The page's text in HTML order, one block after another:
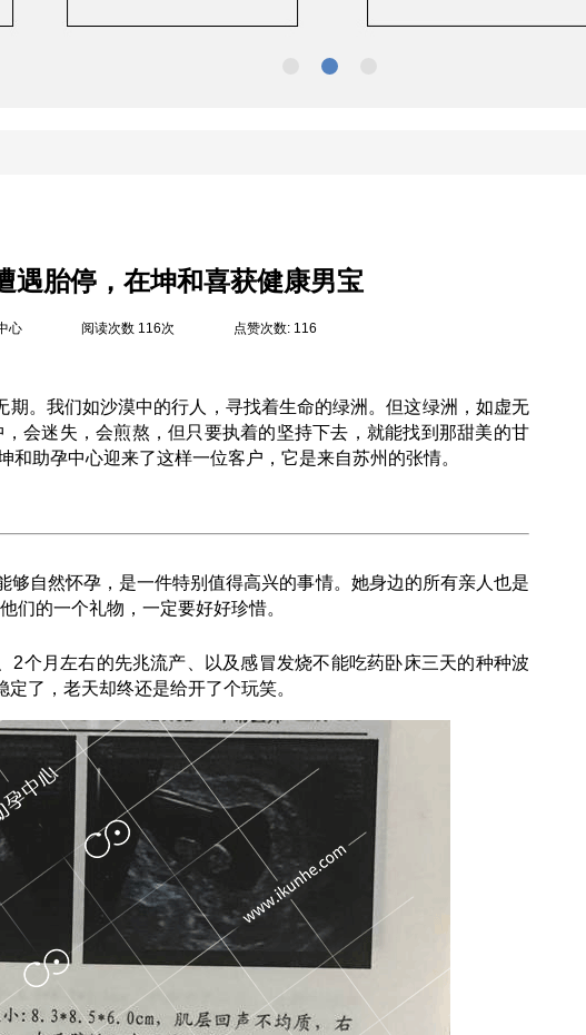
遇胎停，在坤和喜获健康男宝
心 阅读次数 116次 点赞次数: 116
期。我们如沙漠中的行人，寻找着生命的绿洲。但这绿洲，如虚无
会迷失，会煎熬，但只要执着的坚持下去，就能找到那甜美的甘
助孕中心迎来了这样一位客户，它是来自苏州的张情。
够自然怀孕，是一件特别值得高兴的事情。她身边的所有亲人也是
们的一个礼物，一定要好好珍惜。
2个月左右的先兆流产、以及感冒发烧不能吃药卧床三天的种种波
了，老天却终还是给开了个玩笑。